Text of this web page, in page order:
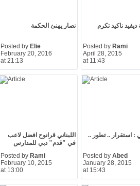
نصار يهنئ الحكمة
Posted by Elie
February 20, 2016
at 21:13
ديفيد ناكيد تكرم
Posted by Rami
April 28, 2015
at 11:43
اللبناني قرانوح افضل لاعب
في "قدم" دبي للمدارس
Posted by Rami
February 10, 2015
at 13:00
: استقرار .. تطور ..
Posted by Abed
January 28, 2015
at 15:43